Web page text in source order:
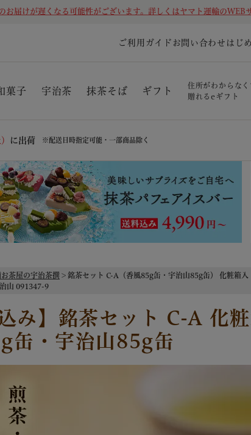
お届けが遅くなる可能性がございます。詳しくはヤマト運輸のWEB
ご利用ガイド お問い合わせ はじ
菓子 宇治茶 抹茶そば ギフト
住所がわからなく
贈れるeギフト
に出荷 ※配送日時指定可能・一部商品除く
お茶屋の宇治茶撰
銘茶セット C-A（香風85g缶・宇治山85g缶） 化粧箱
山 091347-9
み】銘茶セット C-A 化
缶・宇治山85g缶